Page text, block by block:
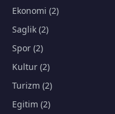
Ekonomi (2)
Saglik (2)
Spor (2)
Kultur (2)
Turizm (2)
Egitim (2)